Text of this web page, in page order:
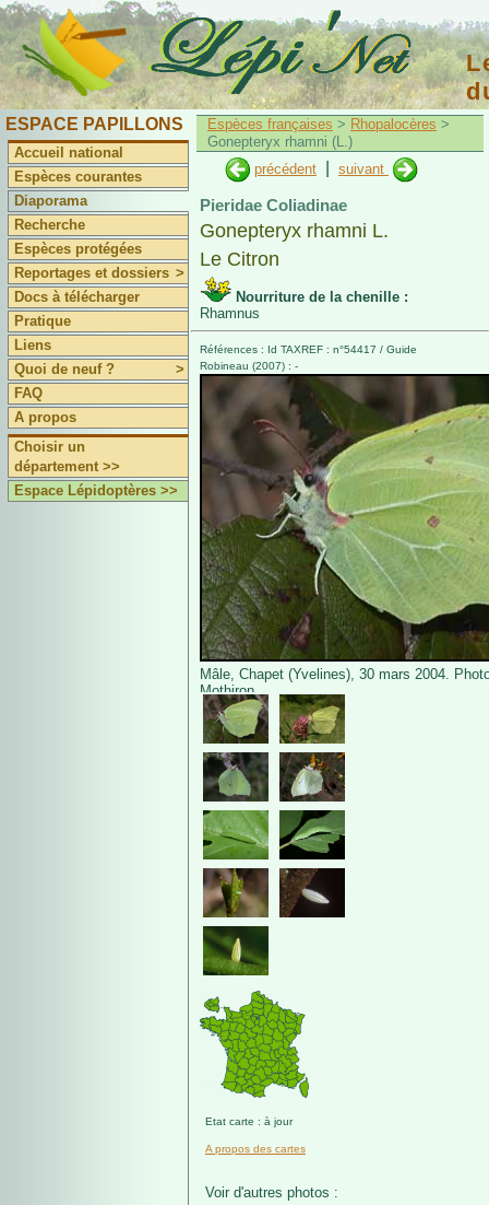
Lépidoptériste Français
ESPACE PAPILLONS
Accueil national
Espèces courantes
Diaporama
Recherche
Espèces protégées
Reportages et dossiers >
Docs à télécharger
Pratique
Liens
Quoi de neuf ?
>
FAQ
A propos
Choisir un
département >>
Espace Lépidoptères >>
Espèces françaises > Rhopalocères >
Gonepteryx rhamni (L.)
précédent
suivant
Pieridae Coliadinae
Gonepteryx rhamni L.
Le Citron
Nourriture de la chenille :
Rhamnus
Références : Id TAXREF : n°54417 / Guide
Robineau (2007) : -
Mâle, Chapet (Yvelines), 30 mars 2004.
Mothiron.
Etat carte : à jour
A propos des cartes
Voir d'autres photos :